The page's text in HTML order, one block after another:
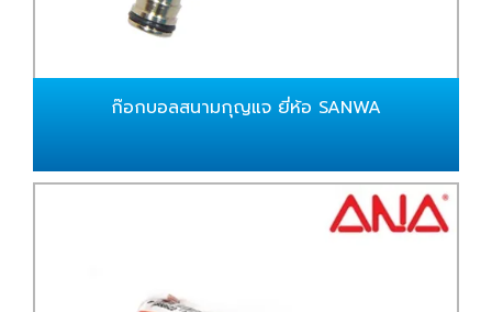
ก๊อกบอลสนามกุญแจ ยี่ห้อ SANWA